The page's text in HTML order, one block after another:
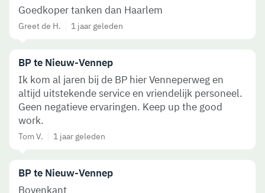
Goedkoper tanken dan Haarlem
Greet de H. 1 jaar geleden
BP te Nieuw-Vennep
Ik kom al jaren bij de BP hier Venneperweg en
altijd uitstekende service en vriendelijk personeel.
Geen negatieve ervaringen. Keep up the good
work.
Tom V. 1 jaar geleden
BP te Nieuw-Vennep
Bovenkant